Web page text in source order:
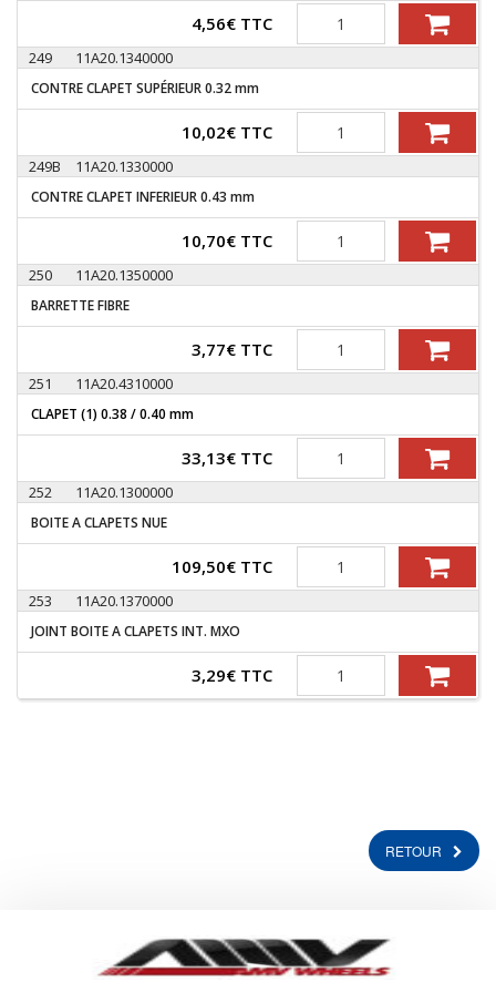
4,56€ TTC Quantité
249 11A20.1340000
CONTRE CLAPET SUPÉRIEUR 0.32 mm
10,02€ TTC Quantité
249B 11A20.1330000
CONTRE CLAPET INFERIEUR 0.43 mm
10,70€ TTC Quantité
250 11A20.1350000
BARRETTE FIBRE
3,77€ TTC Quantité
251 11A20.4310000
CLAPET (1) 0.38 / 0.40 mm
33,13€ TTC Quantité
252 11A20.1300000
BOITE A CLAPETS NUE
109,50€ TTC Quantité
253 11A20.1370000
JOINT BOITE A CLAPETS INT. MXO
3,29€ TTC Quantité
RETOUR